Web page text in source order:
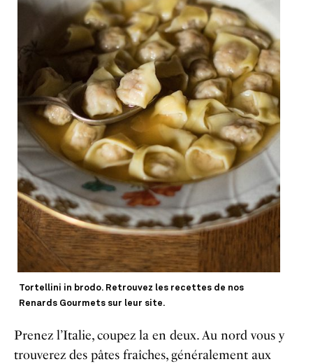
Tortellini in brodo. Retrouvez les recettes de nos
Renards Gourmets sur leur site.
Prenez l’Italie, coupez la en deux. Au nord vous y
trouverez des pâtes fraîches, généralement aux